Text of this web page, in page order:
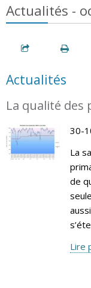
Actualités -
Actualités
La qualité
30-
La
de
Lire